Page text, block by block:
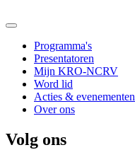
Programma's
Presentatoren
Mijn KRO-NCRV
Word lid
Acties & evenementen
Over ons
Volg ons